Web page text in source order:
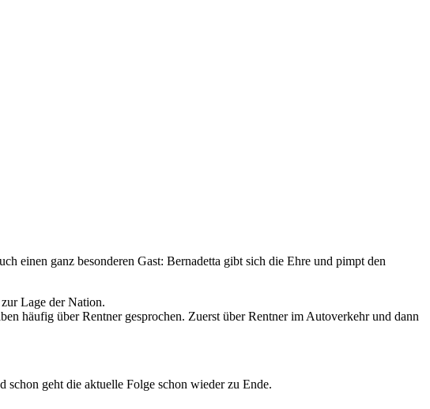
einen ganz besonderen Gast: Bernadetta gibt sich die Ehre und pimpt den
Lage der Nation.
häufig über Rentner gesprochen. Zuerst über Rentner im Autoverkehr und dann
geht die aktuelle Folge schon wieder zu Ende.